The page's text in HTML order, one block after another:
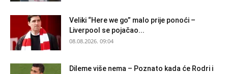
Veliki “Here we go” malo prije ponoći –
Liverpool se pojačao...
08.08.2026. 09:04
Dileme više nema – Poznato kada će Rodri i